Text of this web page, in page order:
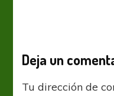
Deja un
Tu dirección de